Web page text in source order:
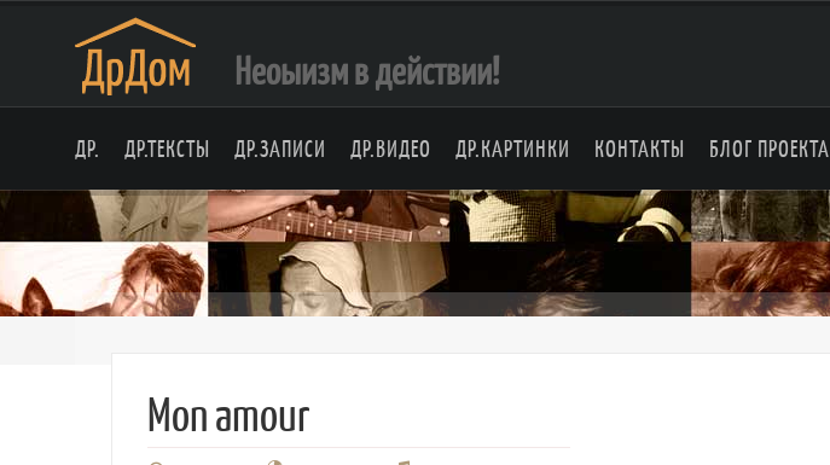
Неоыизм в действии!
ДР. ДР.ТЕКСТЫ ДР.ЗАПИСИ ДР.ВИДЕО ДР.КАРТИНКИ КОНТАКТЫ БЛОГ ПРОЕКТА
Mon amour